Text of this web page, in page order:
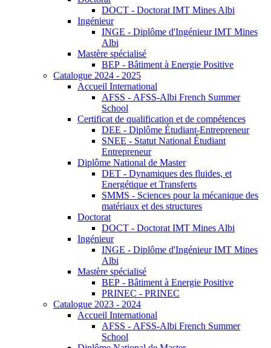
DOCT - Doctorat IMT Mines Albi
Ingénieur
INGE - Diplôme d'Ingénieur IMT Mines
Albi
Mastère spécialisé
BEP - Bâtiment à Energie Positive
Catalogue 2024 - 2025
Accueil International
AFSS - AFSS-Albi French Summer
School
Certificat de qualification et de compétences
DEE - Diplôme Étudiant-Entrepreneur
SNEE - Statut National Étudiant
Entrepreneur
Diplôme National de Master
DET - Dynamiques des fluides, et
Energétique et Transferts
SMMS - Sciences pour la mécanique des
matériaux et des structures
Doctorat
DOCT - Doctorat IMT Mines Albi
Ingénieur
INGE - Diplôme d'Ingénieur IMT Mines
Albi
Mastère spécialisé
BEP - Bâtiment à Energie Positive
PRINEC - PRINEC
Catalogue 2023 - 2024
Accueil International
AFSS - AFSS-Albi French Summer
School